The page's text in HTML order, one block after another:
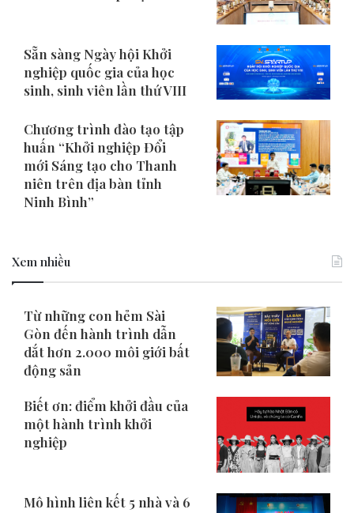
Sẵn sàng Ngày hội Khởi
nghiệp quốc gia của học
sinh, sinh viên lần thứ VIII
Chương trình đào tạo tập
huấn “Khởi nghiệp Đổi
mới Sáng tạo cho Thanh
niên trên địa bàn tỉnh
Ninh Bình”
Xem nhiều
Từ những con hẻm Sài
Gòn đến hành trình dẫn
dắt hơn 2.000 môi giới bất
động sản
Biết ơn: điểm khởi đầu của
một hành trình khởi
nghiệp
Mô hình liên kết 5 nhà và 6